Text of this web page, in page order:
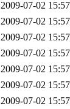
2009-07-02 15:57
2009-07-02 15:57
2009-07-02 15:57
2009-07-02 15:57
2009-07-02 15:57
2009-07-02 15:57
2009-07-02 15:57